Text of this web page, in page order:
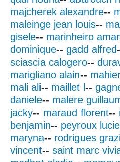
majcherek alexandre--
maleinge jean louis--
gisele-- marinheiro
dominique-- gadd alfred
sciascia calogero--
marigliano alain--
mali ali-- maillet l --
daniele-- malere
jacky-- maraud florent--
benjamin-- peyroux
maryna-- rodrigues
vincent-- saint marc